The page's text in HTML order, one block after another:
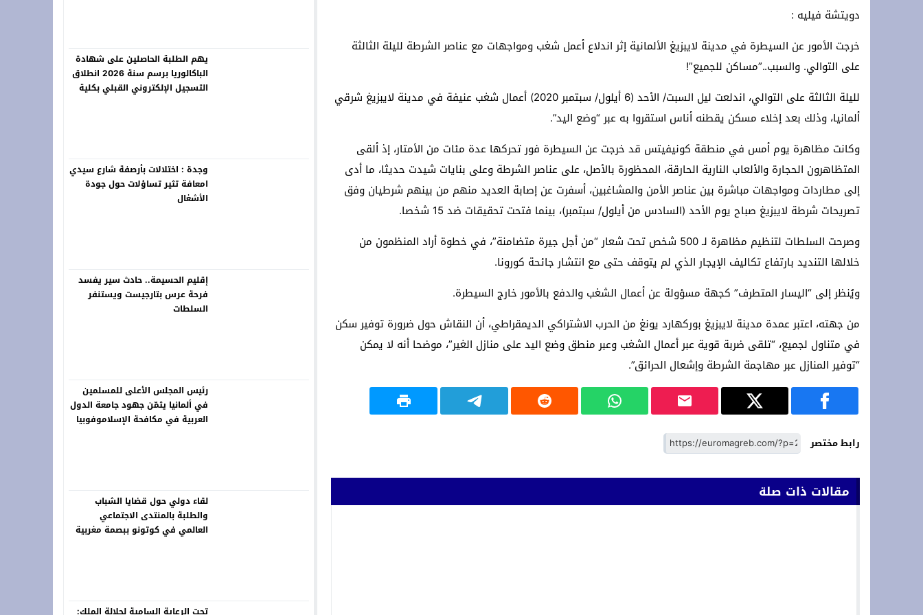
*Marruecos lanza su mayor plan de conectividad aérea con Ryanair.*
Face à une pétition espagnole, Bruxelles défend ses accords agricoles avec le royaume
السعودية: انطلاق فعاليات “المزاد الدولي لمزارع إنتاج الصقور 2026”
دويتشة فيليه :
خرجت الأمور عن السيطرة في مدينة لايبزيغ الألمانية إثر اندلاع أعمل شغب ومواجهات مع عناصر الشرطة لليلة الثالثة
على التوالي. والسبب..”مساكن للجميع”!
لليلة الثالثة على التوالي، اندلعت ليل السبت/ الأحد (6 أيلول/ سبتمبر 2020) أعمال شغب عنيفة في مدينة لايبزيغ شرقي
ألمانيا، وذلك بعد إخلاء مسكن يقطنه أناس استقروا به عبر “وضع اليد”.
وكانت مظاهرة يوم أمس في منطقة كونيفيتس قد خرجت عن السيطرة فور تحركها عدة مئات من الأمتار، إذ ألقى
المتظاهرون الحجارة والألعاب النارية الحارقة، المحظورة بالأصل، على عناصر الشرطة وعلى بنايات شيدت حديثا، ما أدى
إلى مطاردات ومواجهات مباشرة بين عناصر الأمن والمشاغبين، أسفرت عن إصابة العديد منهم من بينهم شرطيان وفق
تصريحات شرطة لايبزيغ صباح يوم الأحد (السادس من أيلول/ سبتمبر)، بينما فتحت تحقيقات ضد 15 شخصا.
وصرحت السلطات لتنظيم مظاهرة لـ 500 شخص تحت شعار “من أجل جيرة متضامنة”، في خطوة أراد المنظمون من
خلالها التنديد بارتفاع تكاليف الإيجار الذي لم يتوقف حتى مع انتشار جائحة كورونا.
ويُنظر إلى “اليسار المتطرف” كجهة مسؤولة عن أعمال الشغب والدفع بالأمور خارج السيطرة.
من جهته، اعتبر عمدة مدينة لايبزيغ بوركهارد يونغ من الحرب الاشتراكي الديمقراطي، أن النقاش حول ضرورة توفير سكن
في متناول لجميع، “تلقى ضربة قوية عبر أعمال الشغب وعبر منطق وضع اليد على منازل الغير”، موضحا أنه لا يمكن
“توفير المنازل عبر مهاجمة الشرطة وإشعال الحرائق”.
رابط مختصر
مقالات ذات صلة
يهم الطلبة الحاصلين على شهادة
الباكالوريا برسم سنة 2026 انطلاق
التسجيل الإلكتروني القبلي بكلية
وجدة : اختلالات بأرصفة شارع سيدي
امعافة تثير تساؤلات حول جودة
الأشغال
إقليم الحسيمة.. حادث سير يفسد
فرحة عرس بتارجيست ويستنفر
السلطات
رئيس المجلس الأعلى للمسلمين
في ألمانيا يثمّن جهود جامعة الدول
العربية في مكافحة الإسلاموفوبيا
لقاء دولي حول قضايا الشباب
والطلبة بالمنتدى الاجتماعي
العالمي في كوتونو ببصمة مغربية
تحت الرعاية السامية لجلالة الملك: